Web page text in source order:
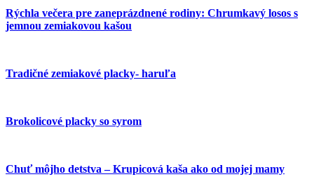
Rýchla večera pre zaneprázdnené rodiny: Chrumkavý losos s
jemnou zemiakovou kašou
Tradičné zemiakové placky- haruľa
Brokolicové placky so syrom
Chuť môjho detstva – Krupicová kaša ako od mojej mamy